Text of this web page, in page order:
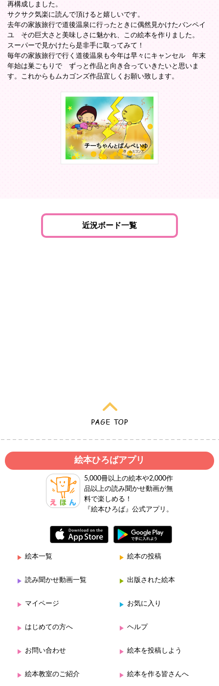
再構成しました。
サクサク気楽に読んで頂けると嬉しいです。
去年の家族旅行で道後温泉に行ったときに偶然見かけたバンペイ
ユ その巨大さと美味しさに魅かれ、この絵本を作りました。
スーパーで見かけたら是非手に取ってみて！
毎年の家族旅行で行く道後温泉も今年は早々にキャンセル 年末
年始は巣ごもりで ずっと作品と向き合っていきたいと思いま
す。これからもムカゴンズ作品宜しくお願い致します。
近況ボード一覧
絵本ひろばアプリ
5,000冊以上の絵本や2,000作
品以上の読み聞かせ動画が無
料で楽しめる！
『絵本ひろば』公式アプリ。
絵本一覧 絵本の投稿
読み聞かせ動画一覧 出版された絵本
マイページ お気に入り
はじめての方へ ヘルプ
お問い合わせ 絵本を投稿しよう
絵本教室のご紹介 絵本を作る皆さんへ